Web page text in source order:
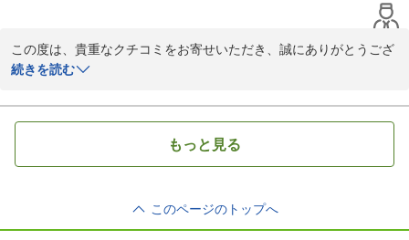
この度は、貴重なクチコミをお寄せいただき、誠にありがとうござ
います。
当ホテルの大浴場にご満足いただけたとのこと、大変光栄でござい
ます。お客様に快適にお過ごしいただけたご様子を伺い、私ども従
業員一同、大変嬉しく、今後の業務の大きな励みとなります。
適な大浴場の維持に努めてまいります。
続きを読む
もっと見る
このページのトップへ